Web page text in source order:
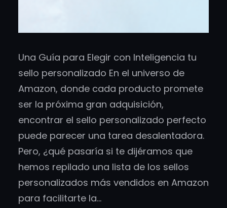
Una Guía para Elegir con Inteligencia tu
sello personalizado En el universo de
Amazon, donde cada producto promete
ser la próxima gran adquisición,
encontrar el sello personalizado perfecto
puede parecer una tarea desalentadora.
Pero, ¿qué pasaría si te dijéramos que
hemos repilado una lista de los sellos
personalizados más vendidos en Amazon
para facilitarte la…